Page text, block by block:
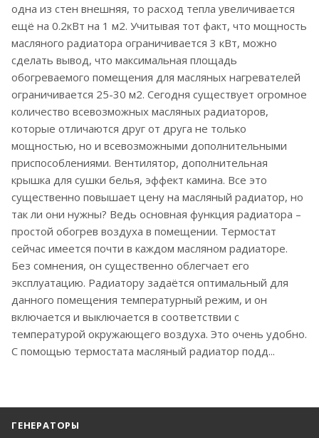
одна из стен внешняя, то расход тепла увеличивается
ещё на 0.2кВт на 1 м2. Учитывая тот факт, что мощность
масляного радиатора ограничивается 3 кВт, можно
сделать вывод, что максимальная площадь
обогреваемого помещения для масляных нагревателей
ограничивается 25-30 м2. Сегодня существует огромное
количество всевозможных масляных радиаторов,
которые отличаются друг от друга не только
мощностью, но и всевозможными дополнительными
приспособлениями. Вентилятор, дополнительная
крышка для сушки белья, эффект камина. Все это
существенно повышает цену на масляный радиатор, но
так ли они нужны? Ведь основная функция радиатора –
простой обогрев воздуха в помещении. Термостат
сейчас имеется почти в каждом масляном радиаторе.
Без сомнения, он существенно облегчает его
эксплуатацию. Радиатору задаётся оптимальный для
данного помещения температурный режим, и он
включается и выключается в соответствии с
температурой окружающего воздуха. Это очень удобно.
С помощью термостата масляный радиатор подд...
ГЕНЕРАТОРЫ